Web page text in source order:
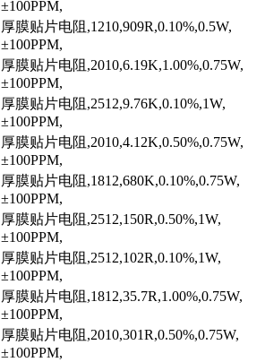
±100PPM,
厚膜贴片电阻,1210,909R,0.10%,0.5W,
±100PPM,
厚膜贴片电阻,2010,6.19K,1.00%,0.75W,
±100PPM,
厚膜贴片电阻,2512,9.76K,0.10%,1W,
±100PPM,
厚膜贴片电阻,2010,4.12K,0.50%,0.75W,
±100PPM,
厚膜贴片电阻,1812,680K,0.10%,0.75W,
±100PPM,
厚膜贴片电阻,2512,150R,0.50%,1W,
±100PPM,
厚膜贴片电阻,2512,102R,0.10%,1W,
±100PPM,
厚膜贴片电阻,1812,35.7R,1.00%,0.75W,
±100PPM,
厚膜贴片电阻,2010,301R,0.50%,0.75W,
±100PPM,